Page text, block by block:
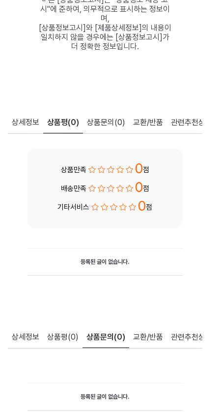
시"에 준하여, 의무적으로 표시하는 정보이
며,
[상품정보고시]와 [제품상세정보]의 내용이
일치하지 않을 경우에는 [상품정보고시]가
더 정확한 정보입니다.
상세정보 상품평(0) 상품문의 (0) 교환/반품 관련추천상품
상품만족 0점
배송만족 0점
기타서비스 0점
등록된 글이 없습니다.
상세정보 상품평(0) 상품문의 (0) 교환/반품 관련추천상품
등록된 글이 없습니다.